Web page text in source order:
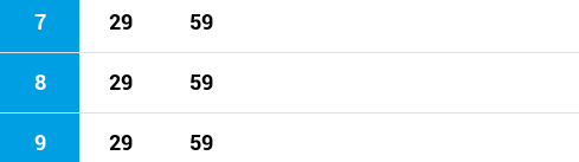
7 29 59
8 29 59
9 29 59